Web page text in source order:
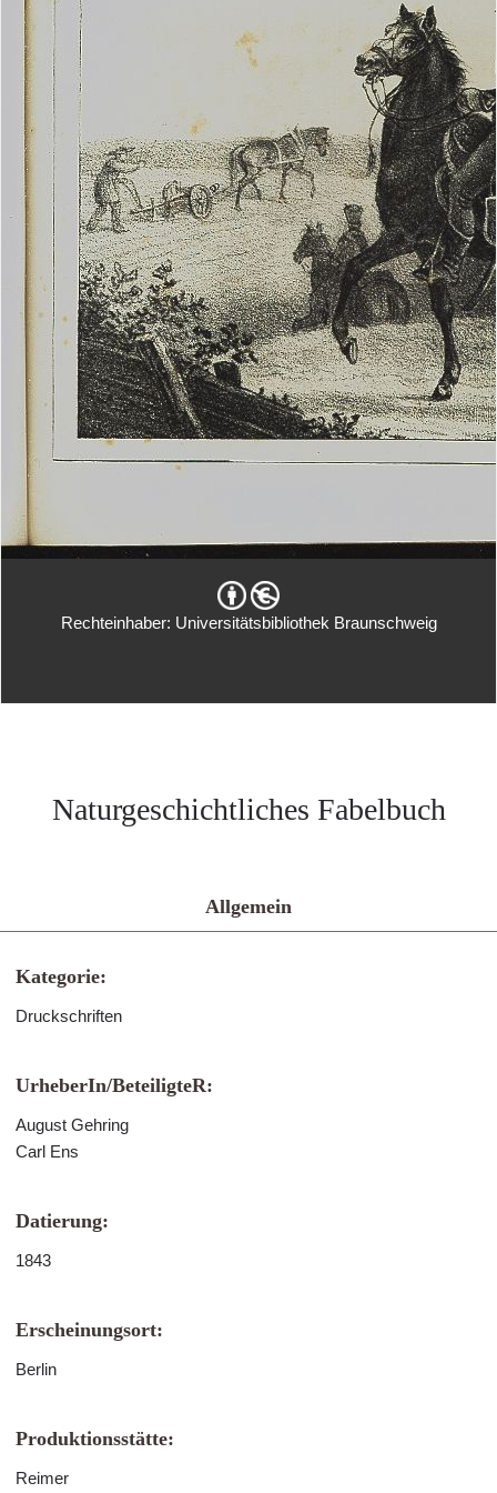
Rechteinhaber: Universitätsbibliothek Braunschweig
Naturgeschichtliches Fabelbuch
Allgemein
Kategorie:
Druckschriften
UrheberIn/BeteiligteR:
August Gehring
Carl Ens
Datierung:
1843
Erscheinungsort:
Berlin
Produktionsstätte:
Reimer